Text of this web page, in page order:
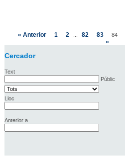
« Anterior 1 2 82 83 84
»
Cercador
Text
Públic
Lloc
Anterior a